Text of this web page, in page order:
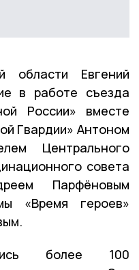
области Евгений
в работе съезда
России» вместе
Гвардии» Антоном
Центрального
совета
Парфёновым
«Время героев»
более 100